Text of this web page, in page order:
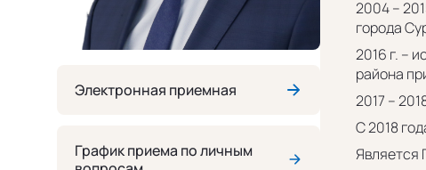
Электронная приемная
График приема по личным
2004 –
города
2016 г. –
района
2017 –
С 2018
Является